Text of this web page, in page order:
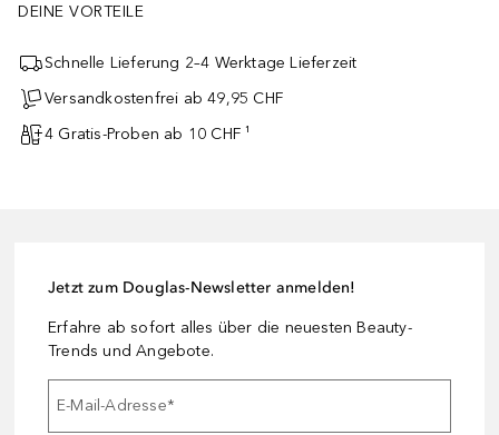
DEINE VORTEILE
Schnelle Lieferung 2–4 Werktage Lieferzeit
Versandkostenfrei ab 49,95 CHF
4 Gratis-Proben ab 10 CHF ¹
Jetzt zum Douglas-Newsletter anmelden!
Erfahre ab sofort alles über die neuesten Beauty-
Trends und Angebote.
E-Mail-Adresse*